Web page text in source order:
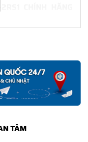
CHÍNH HÃNG
6226-2RS1 luôn là tốt
SKF chính hãng.
6226-2RS1 CHÍNH
đúng tiêu chuẩn bảo
TÂM